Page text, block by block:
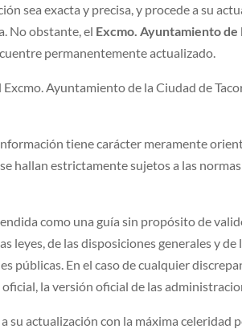
sea exacta y precisa, y procede a su
No obstante, el Excmo. Ayuntamiento de
permanentemente actualizado.
Ayuntamiento de la Ciudad de
tiene carácter meramente
hallan estrictamente sujetos a las
como una guía sin propósito de
de las disposiciones generales y de
públicas. En el caso de cualquier
la versión oficial de las
su actualización con la máxima celeridad